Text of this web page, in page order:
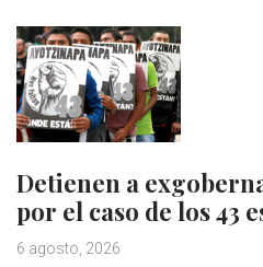
Detienen a
por el caso de los 43
6 agosto, 2026